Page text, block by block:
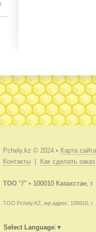
Pchely.kz © 2024 • Карта сайта
Контакты
Как сделать заказ
TOO "/" • 100010 Казахстан,
ТОО Pchely.KZ, юр.адрес: 100010, г.
Select Language ▼